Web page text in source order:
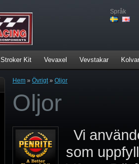
Språk
Stroker Kit Vevaxel Vevstakar Kolvar
Hem » Övrigt» Oljor
Oljor
Vi
som